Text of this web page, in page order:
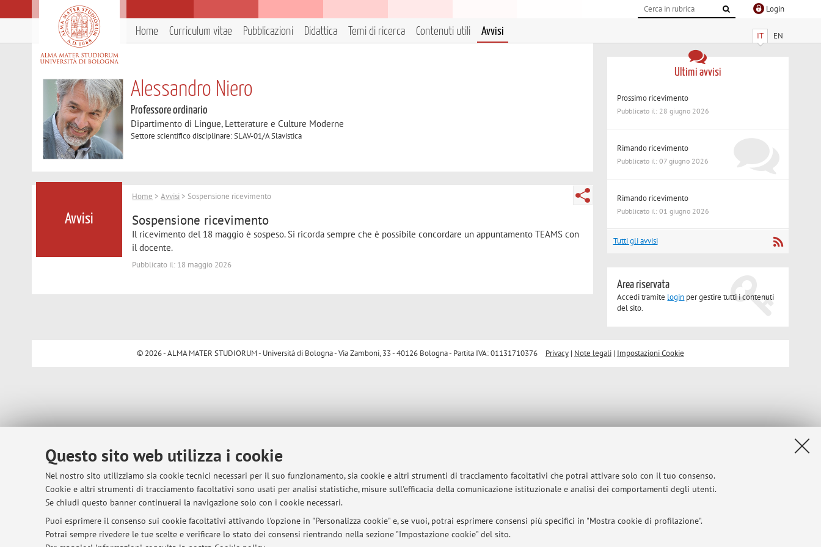
Questo sito web utilizza i cookie
Nel nostro sito utilizziamo sia cookie tecnici necessari per il suo funzionamento, sia cookie e altri strumenti di tracciamento facoltativi che potrai attivare solo con il tuo consenso.
Cookie e altri strumenti di tracciamento facoltativi sono usati per analisi statistiche, misure sull'efficacia della comunicazione istituzionale e analisi dei comportamenti degli utenti.
Se chiudi questo banner continuerai la navigazione solo con i cookie necessari.
Puoi esprimere il consenso sui cookie facoltativi attivando l'opzione in "Personalizza cookie" e, se vuoi, potrai esprimere consensi più specifici in "Mostra cookie di profilazione".
Potrai sempre rivedere le tue scelte e verificare lo stato dei consensi rientrando nella sezione "Impostazione cookie" del sito.
Login
IT EN
Home Curriculum vitae Pubblicazioni Didattica Temi di ricerca Contenuti utili Avvisi
Alessandro Niero
Professore ordinario
Dipartimento di Lingue, Letterature e Culture Moderne
Settore scientifico disciplinare: SLAV-01/A Slavistica
Avvisi
Home >Avvisi > Sospensione ricevimento
Sospensione ricevimento
Il ricevimento del 18 maggio è sospeso. Si ricorda sempre che è possibile concordare un appuntamento TEAMS con
il docente.
Pubblicato il: 18 maggio 2026
Ultimi avvisi
Prossimo ricevimento
Pubblicato il: 28 giugno 2026
Rimando ricevimento
Pubblicato il: 07 giugno 2026
Rimando ricevimento
Pubblicato il: 01 giugno 2026
Tutti gli avvisi
Area riservata
Accedi tramite login per gestire tutti i contenuti
del sito.
© 2026 - ALMA MATER STUDIORUM - Università di Bologna - Via Zamboni, 33 - 40126 Bologna - Partita IVA: 01131710376 Privacy| Note legali| Impostazioni Cookie